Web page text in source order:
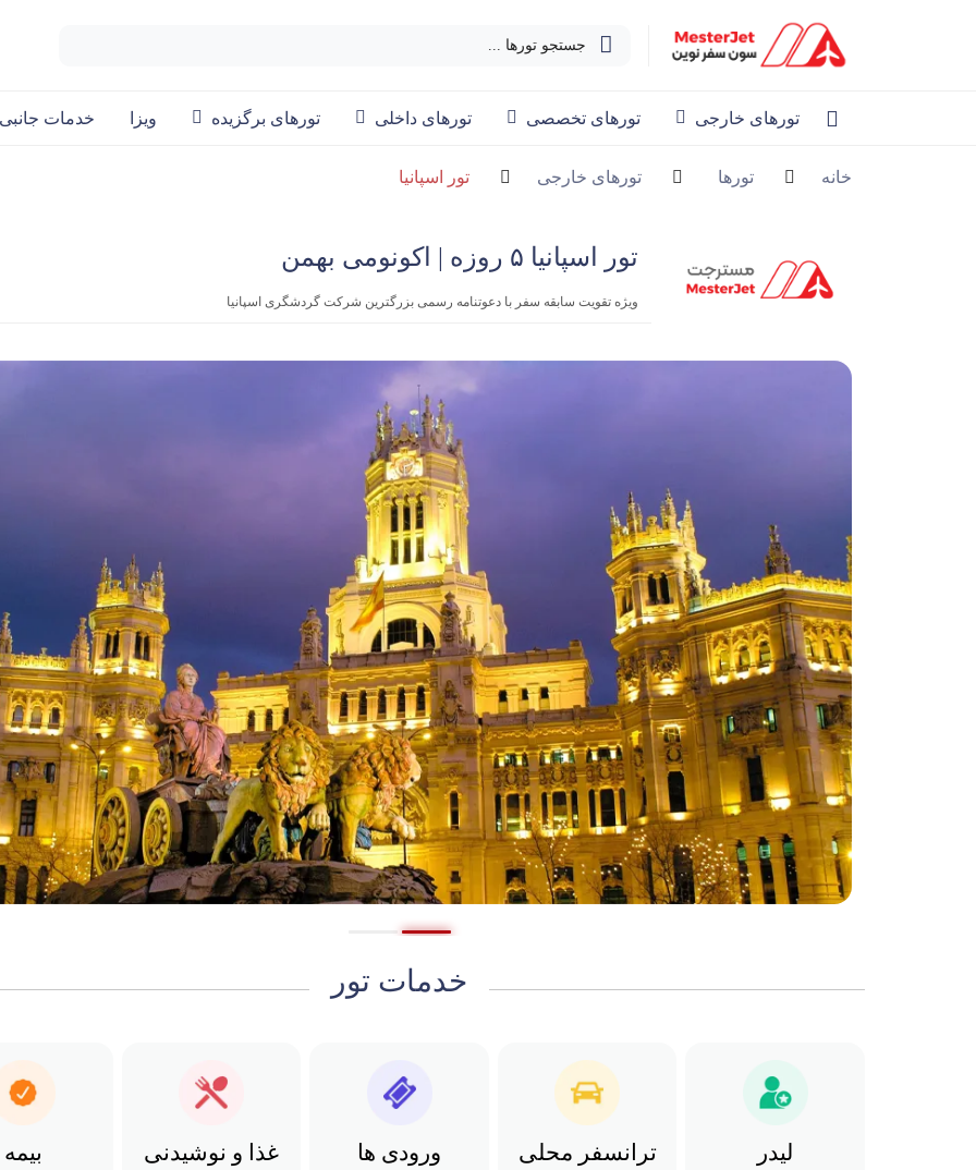
جستجو تورها ...
تورهای خارجی تورهای تخصصی تورهای داخلی تورهای برگزیده ویزا خدمات
خانه تورها تورهای خارجی تور اسپانیا
تور اسپانیا ۵ روزه | اکونومی بهمن
ویژه تقویت سابقه سفر با دعوتنامه رسمی بزرگترین شرکت گردشگری اسپانیا
خدمات تور
لیدر ترانسفر محلی ورودی ها غذا و نوشیدنی بیمه